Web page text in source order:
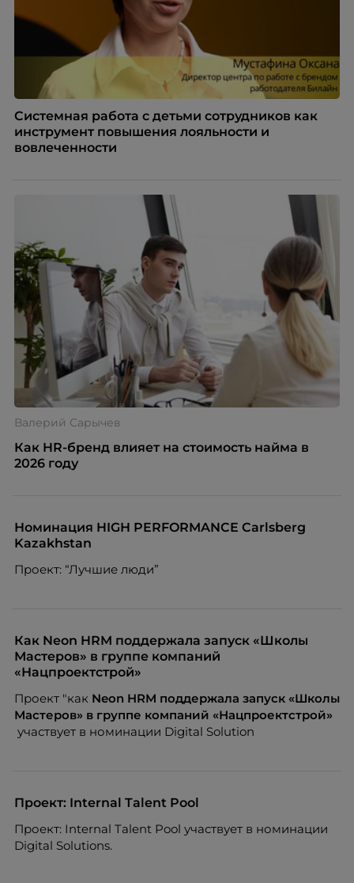
Системная работа с детьми сотрудников как
инструмент повышения лояльности и
вовлеченности
Валерий Сарычев
Как HR-бренд влияет на стоимость найма в
2026 году
Номинация HIGH PERFORMANCE Carlsberg
Kazakhstan
Проект: “Лучшие люди”
Как Neon HRM поддержала запуск «Школы
Мастеров» в группе компаний
«Нацпроектстрой»
Проект "как Neon HRM поддержала запуск «Школы
Мастеров» в группе компаний «Нацпроектстрой»
участвует в номинации Digital Solution
Проект: Internal Talent Pool
Проект: Internal Talent Pool участвует в номинации
Digital Solutions.